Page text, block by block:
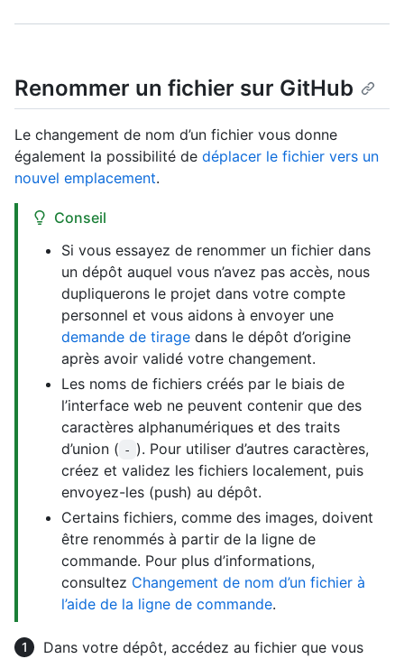
Renommer un fichier sur GitHub
Le changement de nom d’un fichier vous donne
également la possibilité de déplacer le fichier vers un
nouvel emplacement.
Conseil
Si vous essayez de renommer un fichier dans
un dépôt auquel vous n’avez pas accès, nous
dupliquerons le projet dans votre compte
personnel et vous aidons à envoyer une
demande de tirage dans le dépôt d’origine
après avoir validé votre changement.
Les noms de fichiers créés par le biais de
l’interface web ne peuvent contenir que des
caractères alphanumériques et des traits
d’union ( - ). Pour utiliser d’autres caractères,
créez et validez les fichiers localement, puis
envoyez-les (push) au dépôt.
Certains fichiers, comme des images, doivent
être renommés à partir de la ligne de
commande. Pour plus d’informations,
consultez Changement de nom d’un fichier à
l’aide de la ligne de commande.
Dans votre dépôt, accédez au fichier que vous